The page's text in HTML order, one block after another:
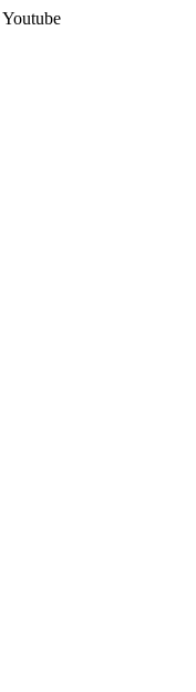
Youtube